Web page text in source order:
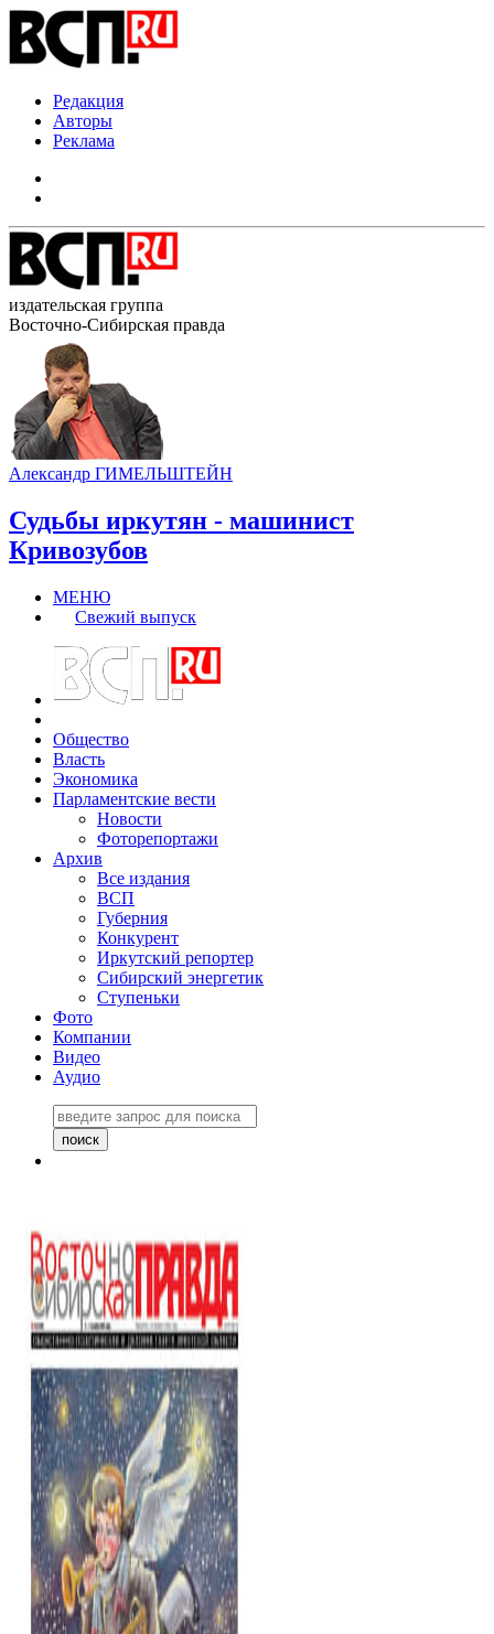
Редакция
Авторы
Реклама
издательская группа
Восточно-Сибирская правда
Александр ГИМЕЛЬШТЕЙН
Судьбы иркутян - машинист
Кривозубов
МЕНЮ
Свежий выпуск
Общество
Власть
Экономика
Парламентские вести
Новости
Фоторепортажи
Архив
Все издания
ВСП
Губерния
Конкурент
Иркутский репортер
Сибирский энергетик
Ступеньки
Фото
Компании
Видео
Аудио